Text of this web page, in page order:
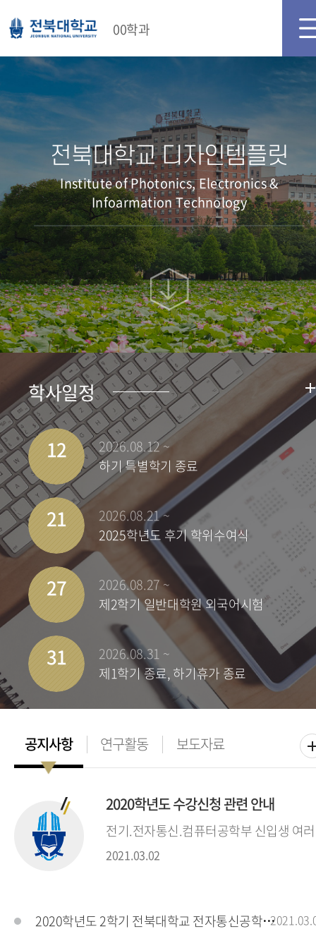
00학과
전북대학교 디자인템플릿
Institute of Photonics, Electronics &
Infoarmation Technology
학사일정
12
2026.08.12 ~
하기 특별학기 종료
21
2026.08.21 ~
2025학년도 후기 학위수여식
27
2026.08.27 ~
제2학기 일반대학원 외국어시험
31
2026.08.31 ~
제1학기 종료, 하기휴가 종료
2020학년도 수강신청 관련 안내
전기.전자통신.컴퓨터공학부 신입생 여
2021.03.02
2020학년도 2학기 전북대학교 전자통신공학전공